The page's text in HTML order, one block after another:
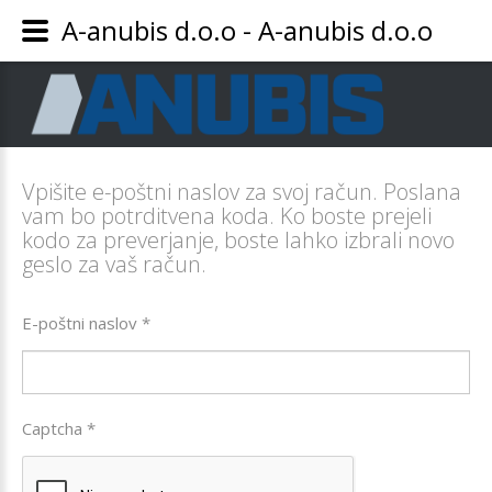
Vpišite e-poštni naslov za svoj račun. Poslana
vam bo potrditvena koda. Ko boste prejeli
kodo za preverjanje, boste lahko izbrali novo
geslo za vaš račun.
E-poštni naslov *
Captcha *
A-anubis d.o.o - A-anubis d.o.o